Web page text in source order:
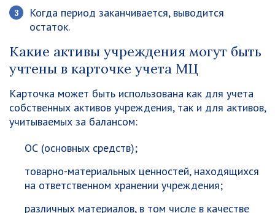
Когда период заканчивается, выводится
остаток.
Какие активы учреждения могут быть
учтены в карточке учета МЦ
Карточка может быть использована как для учета
собственных активов учреждения, так и для активов,
учитываемых за балансом:
ОС (основных средств);
товарно-материальных ценностей, находящихся
на ответственном хранении учреждения;
различных материалов, в том числе в качестве